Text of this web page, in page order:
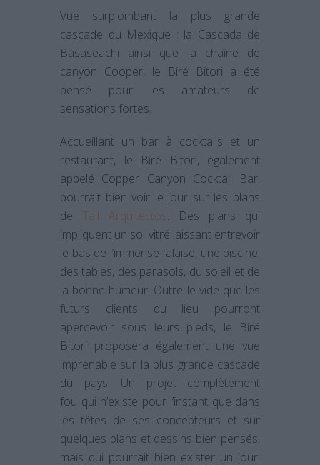
Vue surplombant la plus grande
cascade du Mexique : la Cascada de
Basaseachi ainsi que la chaîne de
canyon Cooper, le Biré Bitori a été
pensé pour les amateurs de
sensations fortes.
Accueillant un bar à cocktails et un
restaurant, le Biré Bitori, également
appelé Copper Canyon Cocktail Bar,
pourrait bien voir le jour sur les plans
de Tall Arquitectos. Des plans qui
impliquent un sol vitré laissant entrevoir
le bas de l’immense falaise, une piscine,
des tables, des parasols, du soleil et de
la bonne humeur. Outre le vide que les
futurs clients du lieu pourront
apercevoir sous leurs pieds, le Biré
Bitori proposera également une vue
imprenable sur la plus grande cascade
du pays. Un projet complètement
fou qui n’existe pour l’instant que dans
les têtes de ses concepteurs et sur
quelques plans et dessins bien pensés,
mais qui pourrait bien exister un jour.